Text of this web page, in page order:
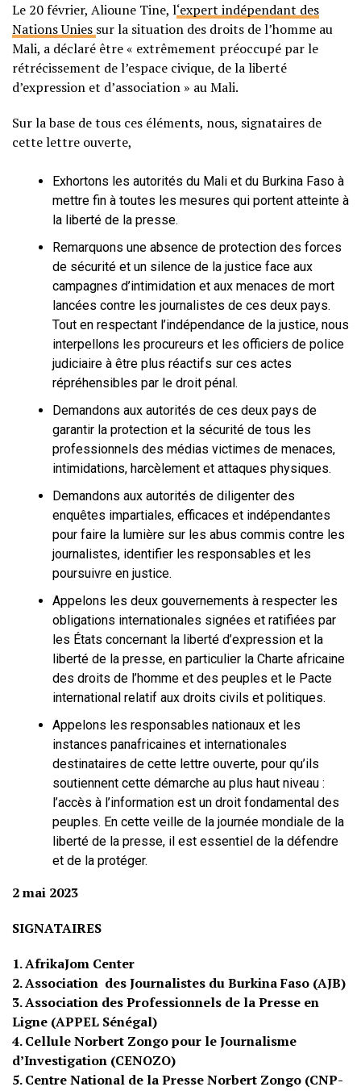
Le 20 février, Alioune Tine, l‘expert indépendant des
Nations Unies sur la situation des droits de l’homme au
Mali, a déclaré être « extrêmement préoccupé par le
rétrécissement de l’espace civique, de la liberté
d’expression et d’association » au Mali.
Sur la base de tous ces éléments, nous, signataires de
cette lettre ouverte,
Exhortons les autorités du Mali et du Burkina Faso à
mettre fin à toutes les mesures qui portent atteinte à
la liberté de la presse.
Remarquons une absence de protection des forces
de sécurité et un silence de la justice face aux
campagnes d’intimidation et aux menaces de mort
lancées contre les journalistes de ces deux pays.
Tout en respectant l’indépendance de la justice, nous
interpellons les procureurs et les officiers de police
judiciaire à être plus réactifs sur ces actes
répréhensibles par le droit pénal.
Demandons aux autorités de ces deux pays de
garantir la protection et la sécurité de tous les
professionnels des médias victimes de menaces,
intimidations, harcèlement et attaques physiques.
Demandons aux autorités de diligenter des
enquêtes impartiales, efficaces et indépendantes
pour faire la lumière sur les abus commis contre les
journalistes, identifier les responsables et les
poursuivre en justice.
Appelons les deux gouvernements à respecter les
obligations internationales signées et ratifiées par
les États concernant la liberté d’expression et la
liberté de la presse, en particulier la Charte africaine
des droits de l’homme et des peuples et le Pacte
international relatif aux droits civils et politiques.
Appelons les responsables nationaux et les
instances panafricaines et internationales
destinataires de cette lettre ouverte, pour qu’ils
soutiennent cette démarche au plus haut niveau :
l’accès à l’information est un droit fondamental des
peuples. En cette veille de la journée mondiale de la
liberté de la presse, il est essentiel de la défendre
et de la protéger.
2 mai 2023
SIGNATAIRES
1. AfrikaJom Center
2. Association des Journalistes du Burkina Faso (AJB)
3. Association des Professionnels de la Presse en
Ligne (APPEL Sénégal)
4. Cellule Norbert Zongo pour le Journalisme
d’Investigation (CENOZO)
5. Centre National de la Presse Norbert Zongo (CNP-